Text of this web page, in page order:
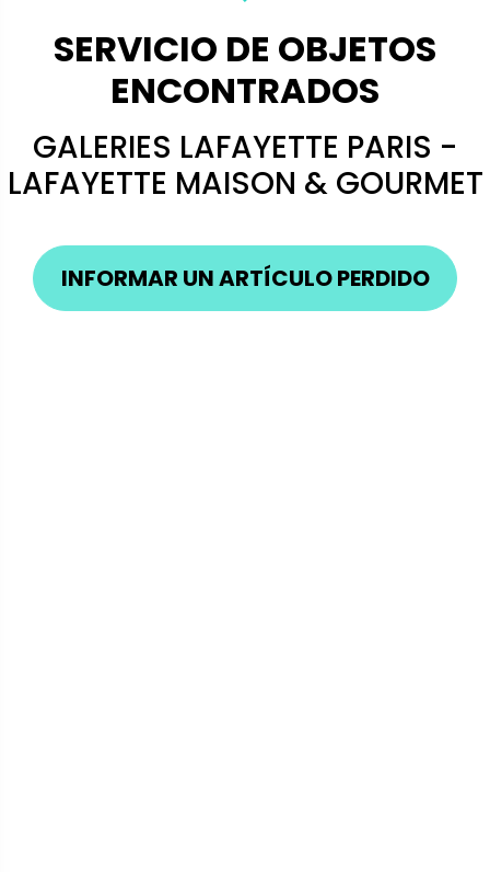
SERVICIO DE OBJETOS
ENCONTRADOS
GALERIES LAFAYETTE PARIS -
LAFAYETTE MAISON & GOURMET
INFORMAR UN ARTÍCULO PERDIDO